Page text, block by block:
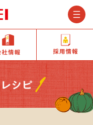
報 会社情報